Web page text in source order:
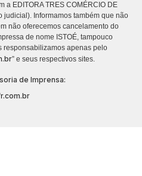
a EDITORA TRES COMÉRCIO DE
judicial). Informamos também que não
não oferecemos cancelamento do
de nome ISTOÉ, tampouco
responsabilizamos apenas pelo
” e seus respectivos sites.
de Imprensa: